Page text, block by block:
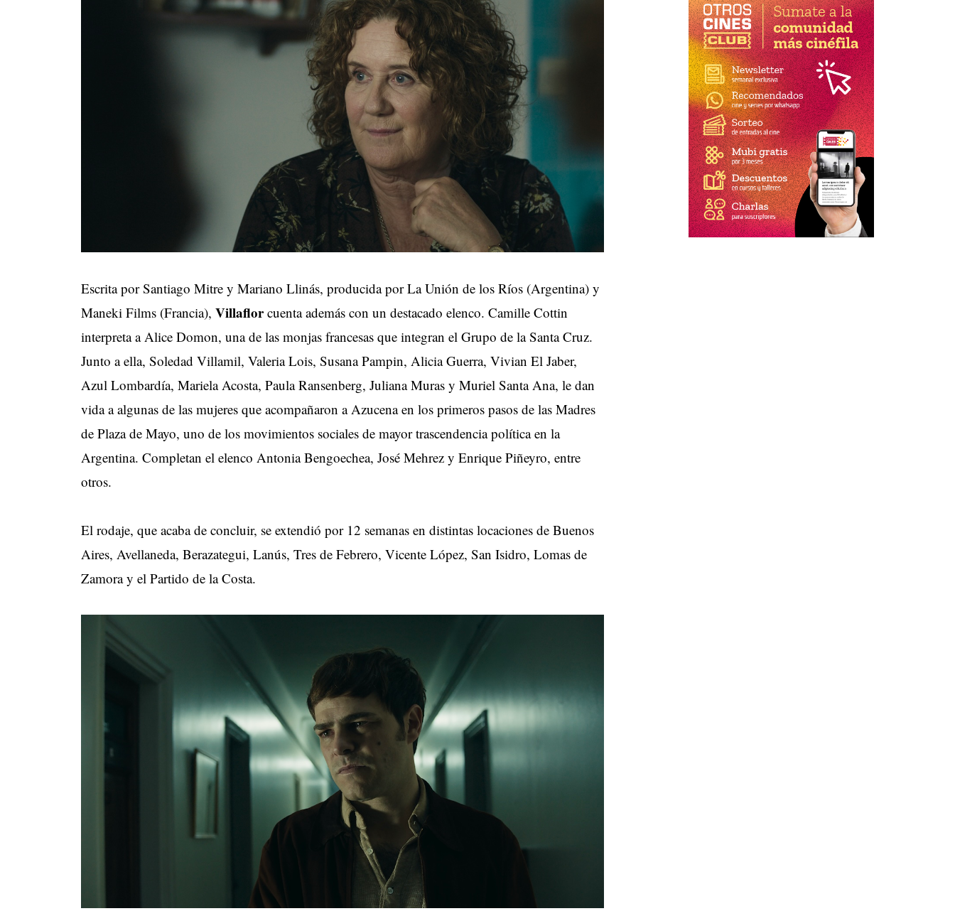
Escrita por Santiago Mitre y Mariano Llinás, producida por La Unión de los Ríos (Argentina) y
Maneki Films (Francia), Villaflorcuenta además con un destacado elenco. Camille Cottin
interpreta a Alice Domon, una de las monjas francesas que integran el Grupo de la Santa Cruz.
Junto a ella, Soledad Villamil, Valeria Lois, Susana Pampin, Alicia Guerra, Vivian El Jaber,
Azul Lombardía, Mariela Acosta, Paula Ransenberg, Juliana Muras y Muriel Santa Ana, le dan
vida a algunas de las mujeres que acompañaron a Azucena en los primeros pasos de las Madres
de Plaza de Mayo, uno de los movimientos sociales de mayor trascendencia política en la
Argentina. Completan el elenco Antonia Bengoechea, José Mehrez y Enrique Piñeyro, entre
otros.
El rodaje, que acaba de concluir, se extendió por 12 semanas en distintas locaciones de Buenos
Aires, Avellaneda, Berazategui, Lanús, Tres de Febrero, Vicente López, San Isidro, Lomas de
Zamora y el Partido de la Costa.